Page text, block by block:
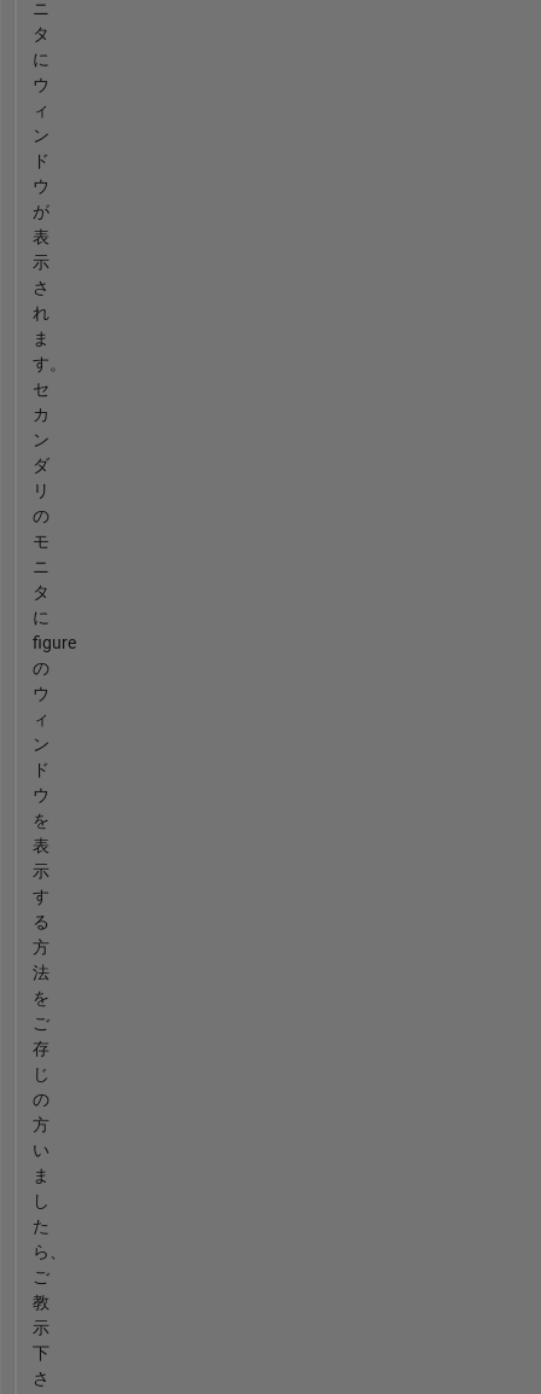
ニ
タ
に
ウ
ィ
ン
ド
ウ
が
表
示
さ
れ
ま
す。
セ
カ
ン
ダ
リ
の
モ
ニ
タ
に
figure
の
ウ
ィ
ン
ド
ウ
を
表
示
す
る
方
法
を
ご
存
じ
の
方
い
ま
し
た
ら、
ご
教
示
下
さ